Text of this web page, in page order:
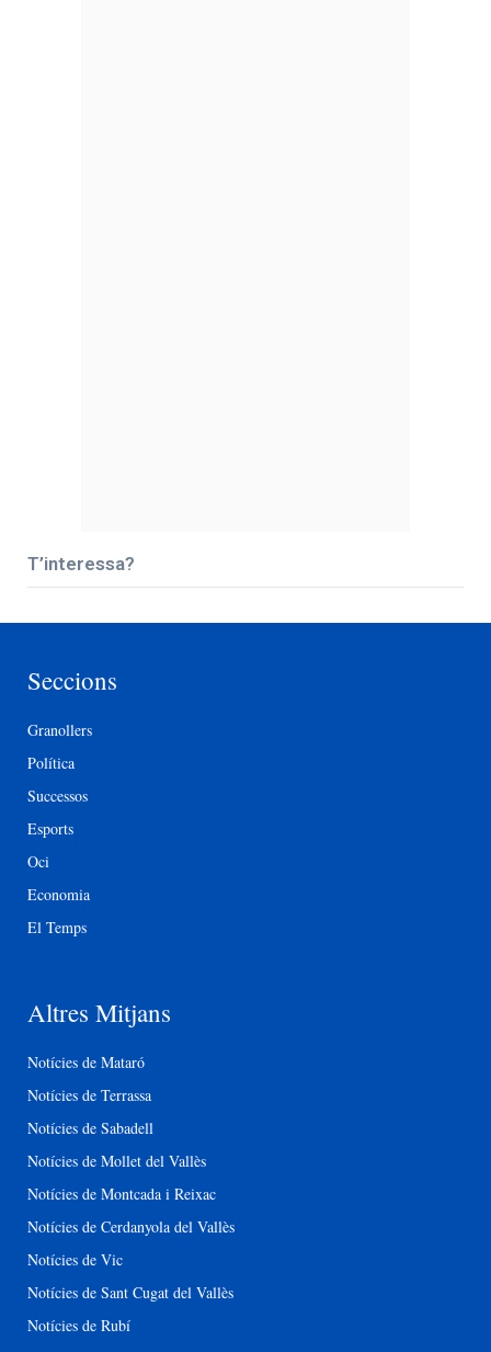
T’interessa?
Seccions
Granollers
Política
Successos
Esports
Oci
Economia
El Temps
Altres Mitjans
Notícies de Mataró
Notícies de Terrassa
Notícies de Sabadell
Notícies de Mollet del Vallès
Notícies de Montcada i Reixac
Notícies de Cerdanyola del Vallès
Notícies de Vic
Notícies de Sant Cugat del Vallès
Notícies de Rubí